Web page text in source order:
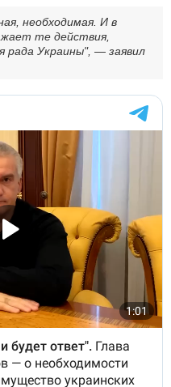
необходимая. И в
те действия,
рада Украины", — заявил